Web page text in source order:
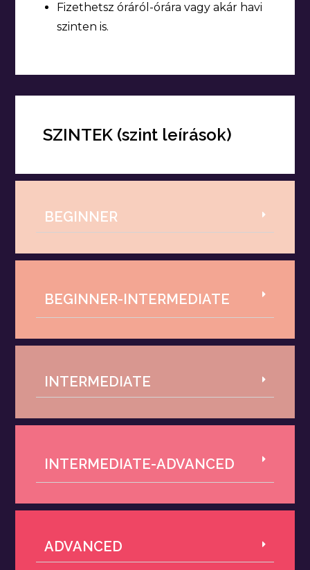
Fizethetsz óráról-órára vagy akár havi
szinten is.
SZINTEK (szint leírások)
BEGINNER
BEGINNER-INTERMEDIATE
INTERMEDIATE
INTERMEDIATE-ADVANCED
ADVANCED